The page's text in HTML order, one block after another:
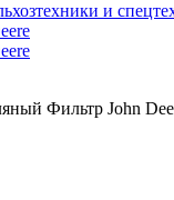
и
Фильтр John